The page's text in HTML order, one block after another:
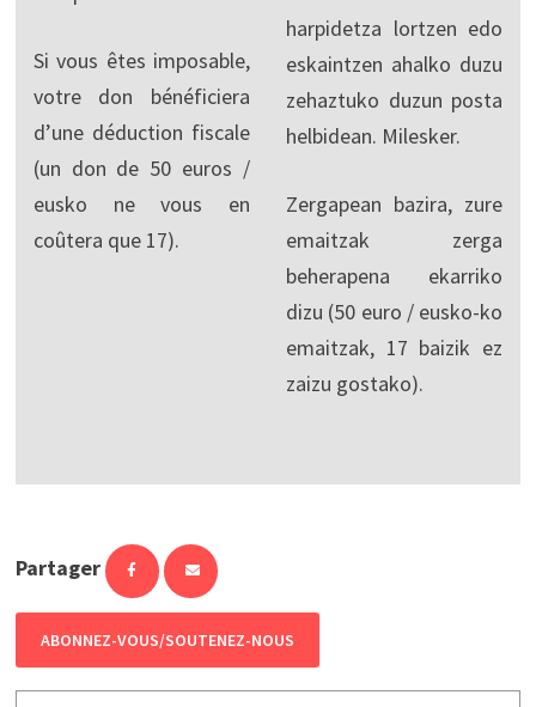
Si vous êtes imposable,
votre don bénéficiera
d’une déduction fiscale
(un don de 50 euros /
eusko ne vous en
coûtera que 17).
harpidetza lortzen edo
eskaintzen ahalko duzu
zehaztuko duzun posta
helbidean. Milesker.
Zergapean bazira, zure
emaitzak zerga
beherapena ekarriko
dizu (50 euro / eusko-ko
emaitzak, 17 baizik ez
zaizu gostako).
Partager
ABONNEZ-VOUS/SOUTENEZ-NOUS